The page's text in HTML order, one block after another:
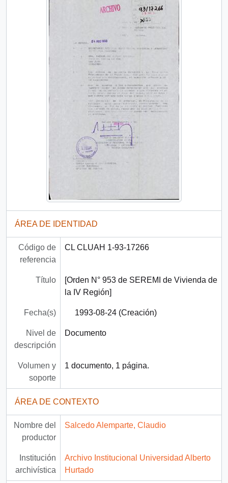
ÁREA DE IDENTIDAD
Código de
referencia
CL CLUAH 1-93-17266
Título
[Orden N° 953 de SEREMI de Vivienda de
la IV Región]
Fecha(s) 1993-08-24 (Creación)
Nivel de
descripción
Documento
Volumen y
soporte
1 documento, 1 página.
ÁREA DE CONTEXTO
Nombre del
productor
Salcedo Alemparte, Claudio
Institución
archivística
Archivo Institucional Universidad Alberto
Hurtado